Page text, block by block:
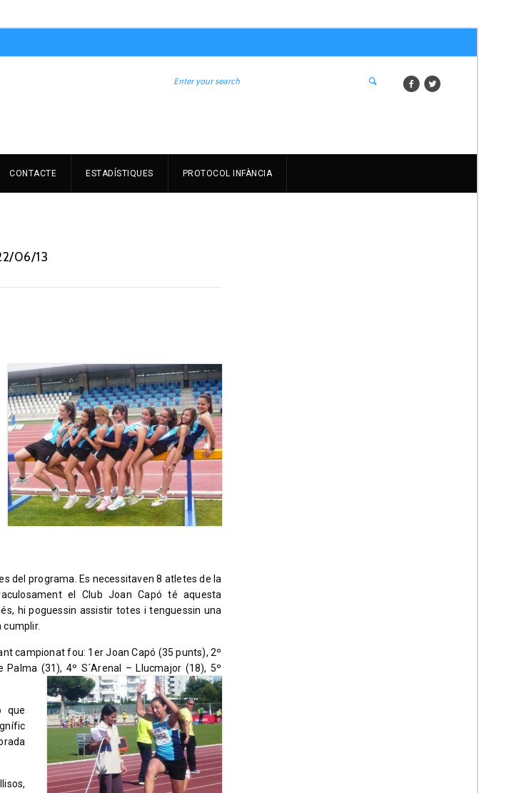
CONTACTE ESTADÍSTIQUES PROTOCOL INFÀNCIA
06/13
del programa. Es necessitaven 8 atletes de la
el Club Joan Capó té aquesta
hi poguessin assistir totes i tenguessin una
cumplir.
campionat fou: 1er Joan Capó (35 punts), 2º
Palma (31), 4º S´Arenal – Llucmajor (18), 5º
que